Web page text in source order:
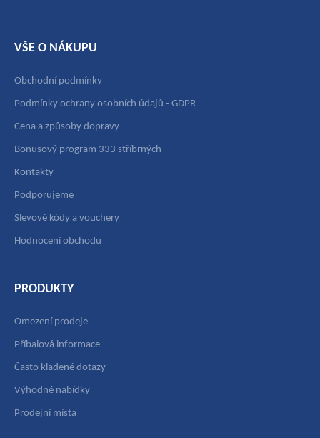
VŠE O NÁKUPU
Obchodní podmínky
Podmínky ochrany osobních údajů - GDPR
Cena a způsoby dopravy
Bonusový program 333 stříbrných
Kontakty
Podporujeme
Slevové kódy a vouchery
Hodnocení obchodu
PRODUKTY
Omezení prodeje
Příbalová informace
Často kladené dotazy
Výhodné nabídky
Prodejní místa